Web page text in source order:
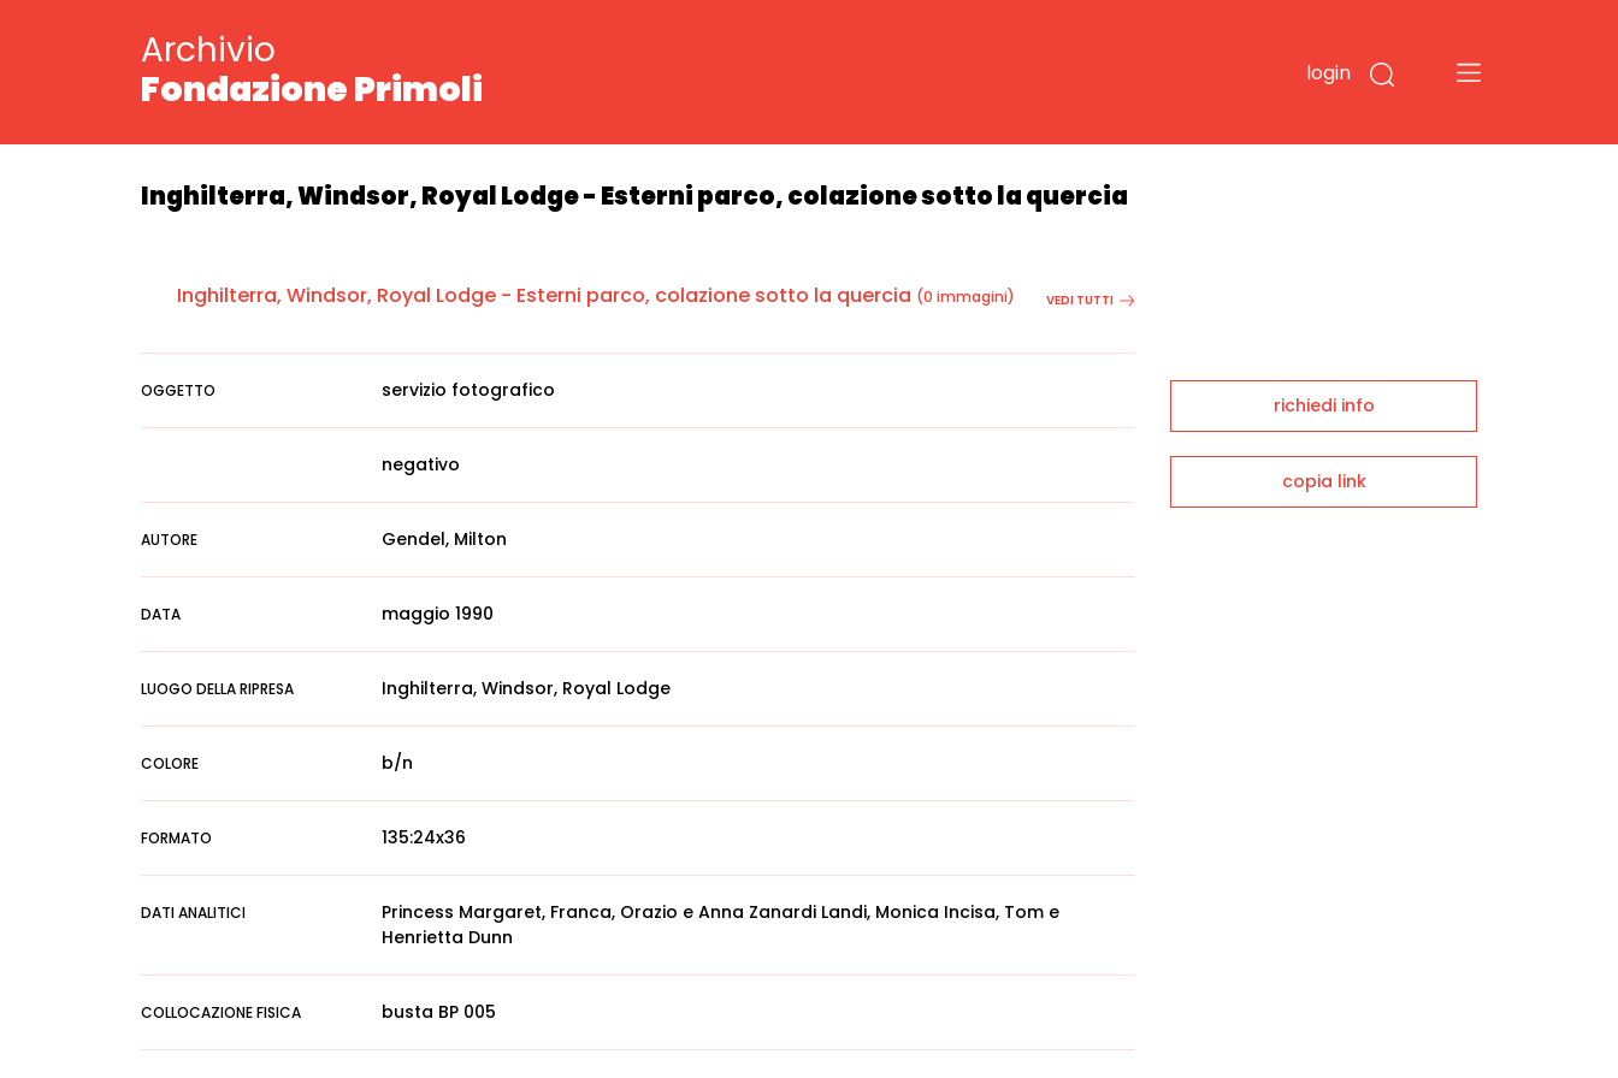
Archivio
Fondazione Primoli
login
Inghilterra, Windsor, Royal Lodge - Esterni parco, colazione sotto la quercia
Inghilterra, Windsor, Royal Lodge - Esterni parco, colazione sotto la quercia (0 immagini) VEDI TUTTI
OGGETTO servizio fotografico
negativo
AUTORE Gendel, Milton
DATA maggio 1990
LUOGO DELLA RIPRESA Inghilterra, Windsor, Royal Lodge
COLORE b/n
FORMATO 135:24x36
DATI ANALITICI
Princess Margaret, Franca, Orazio e Anna Zanardi Landi, Monica Incisa, Tom e
Henrietta Dunn
COLLOCAZIONE FISICA busta BP 005
richiedi info
copia link